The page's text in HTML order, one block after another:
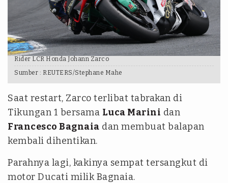
Rider LCR Honda Johann Zarco
Sumber : REUTERS/Stephane Mahe
Saat restart, Zarco terlibat tabrakan di
Tikungan 1 bersama Luca Marini dan
Francesco Bagnaia dan membuat balapan
kembali dihentikan.
Parahnya lagi, kakinya sempat tersangkut di
motor Ducati milik Bagnaia.